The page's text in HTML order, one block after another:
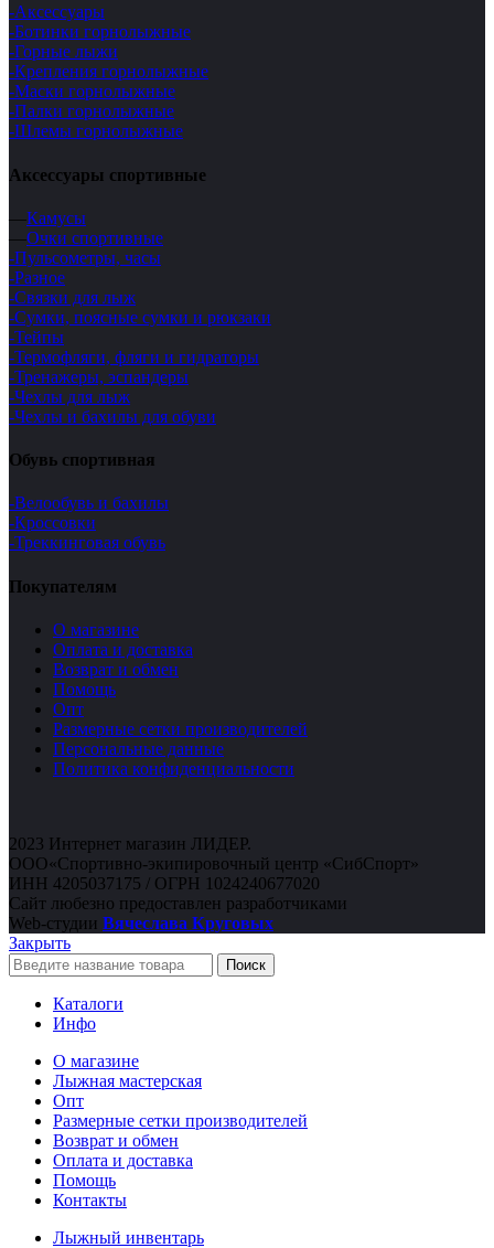
-Аксессуары
-Ботинки горнолыжные
-Горные лыжи
-Крепления горнолыжные
-Маски горнолыжные
-Палки горнолыжные
-Шлемы горнолыжные
Аксессуары спортивные
—Камусы
—Очки спортивные
-Пульсометры, часы
-Разное
-Связки для лыж
-Сумки, поясные сумки и рюкзаки
-Тейпы
-Термофляги, фляги и гидраторы
-Тренажеры, эспандеры
-Чехлы для лыж
-Чехлы и бахилы для обуви
Обувь спортивная
-Велообувь и бахилы
-Кроссовки
-Треккинговая обувь
Покупателям
О магазине
Оплата и доставка
Возврат и обмен
Помощь
Опт
Размерные сетки производителей
Персональные данные
Политика конфиденциальности
2023 Интернет магазин ЛИДЕР.
ООО«Спортивно-экипировочный центр «СибСпорт»
ИНН 4205037175 / ОГРН 1024240677020
Сайт любезно предоставлен разработчиками
Web-студии Вячеслава Круговых
Закрыть
Поиск
Каталоги
Инфо
О магазине
Лыжная мастерская
Опт
Размерные сетки производителей
Возврат и обмен
Оплата и доставка
Помощь
Контакты
Лыжный инвентарь